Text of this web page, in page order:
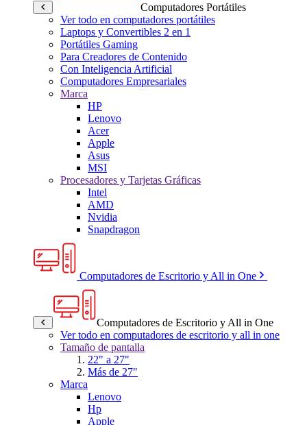
Computadores Portátiles
Ver todo en computadores portátiles
Laptops y Convertibles 2 en 1
Portátiles Gaming
Para Creadores de Contenido
Con Inteligencia Artificial
Computadores Empresariales
Marca
HP
Lenovo
Acer
Apple
Asus
MSI
Procesadores y Tarjetas Gráficas
Intel
AMD
Nvidia
Snapdragon
Computadores de Escritorio y All in One
Computadores de Escritorio y All in One
Ver todo en computadores de escritorio y all in one
Tamaño de pantalla
22" a 27"
Más de 27"
Marca
Lenovo
Hp
Apple